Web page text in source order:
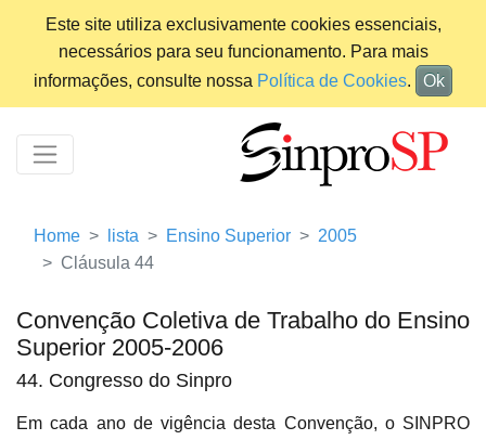
Este site utiliza exclusivamente cookies essenciais,
necessários para seu funcionamento. Para mais
informações, consulte nossa Política de Cookies. Ok
Home lista Ensino Superior
2005
Cláusula 44
Convenção Coletiva de Trabalho do Ensino
Superior 2005-2006
44. Congresso do Sinpro
Em cada ano de vigência desta Convenção, o SINPRO